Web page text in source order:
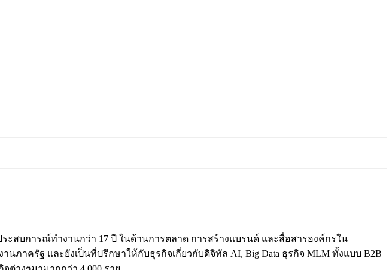
ะสบการณ์ทำงานกว่า 17 ปี ในด้านการตลาด การสร้างแบรนด์ และสื่อสารองค์กรใน
ภาครัฐ และยังเป็นที่ปรึกษาให้กับธุรกิจเกี่ยวกับดิจิทัล AI, Big Data ธุรกิจ MLM ทั้งแบบ B2B